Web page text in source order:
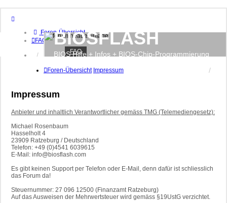
Foren-Übersicht
FAQ
Anmelden
BIOSFLASH
BIOS Hilfe + Infos + BIOS-Chip-Programmierung
FAQ
Foren-Übersicht Impressum
Impressum
Anbieter und inhaltlich Verantwortlicher gemäss TMG (Telemediengesetz):
Michael Rosenbaum
Hasselholt 4
23909 Ratzeburg / Deutschland
Telefon: +49 (0)4541 6039615
E-Mail: info@biosflash.com
Es gibt keinen Support per Telefon oder E-Mail, denn dafür ist schliesslich
das Forum da!
Steuernummer: 27 096 12500 (Finanzamt Ratzeburg)
Auf das Ausweisen der Mehrwertsteuer wird gemäss §19UstG verzichtet.